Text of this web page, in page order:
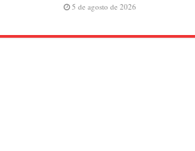
5 de agosto de 2026